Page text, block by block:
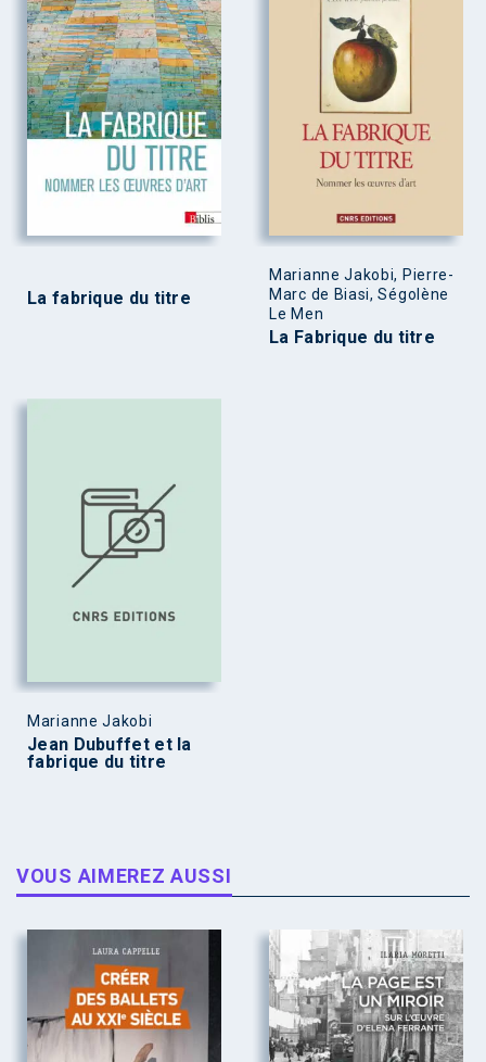
La fabrique du titre
Marianne Jakobi, Pierre-
Marc de Biasi, Ségolène
Le Men
La Fabrique du titre
Marianne Jakobi
Jean Dubuffet et la
fabrique du titre
VOUS AIMEREZ AUSSI